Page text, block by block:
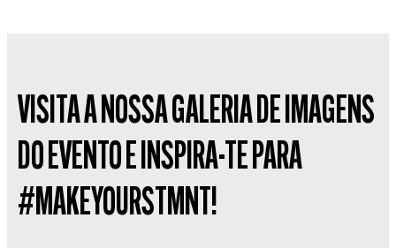
VISITA A NOSSA GALERIA DE IMAGENS
DO EVENTO E INSPIRA-TE PARA
#MAKEYOURSTMNT!